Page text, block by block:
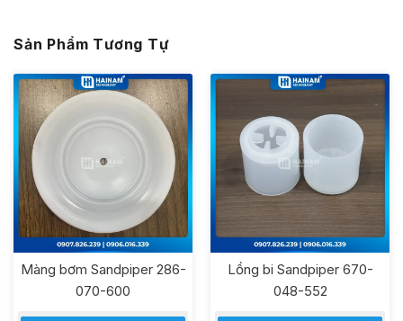
Sản Phẩm Tương Tự
Màng bơm Sandpiper 286-
070-600
Lồng bi Sandpiper 670-
048-552